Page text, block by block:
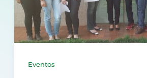
Eventos